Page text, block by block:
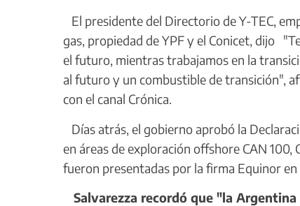
El presidente del Directorio de Y-TEC,
gas, propiedad de YPF y el Conicet, dijo
el futuro, mientras trabajamos en la
al futuro y un combustible de transición",
con el canal Crónica.
Días atrás, el gobierno aprobó la
en áreas de exploración offshore CAN 100,
fueron presentadas por la firma Equinor en
Salvarezza recordó que "la